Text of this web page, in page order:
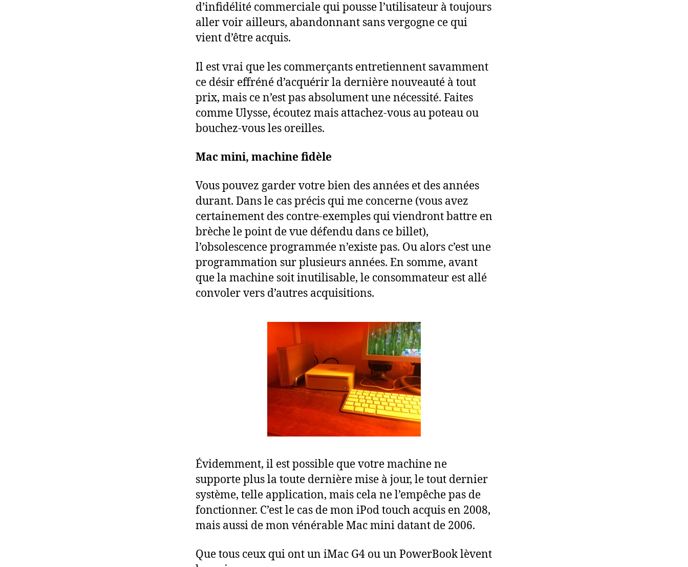
d’infidélité commerciale qui pousse l’utilisateur à toujours
aller voir ailleurs, abandonnant sans vergogne ce qui
vient d’être acquis.
Il est vrai que les commerçants entretiennent savamment
ce désir effréné d’acquérir la dernière nouveauté à tout
prix, mais ce n’est pas absolument une nécessité. Faites
comme Ulysse, écoutez mais attachez-vous au poteau ou
bouchez-vous les oreilles.
Mac mini, machine fidèle
Vous pouvez garder votre bien des années et des années
durant. Dans le cas précis qui me concerne (vous avez
certainement des contre-exemples qui viendront battre en
brèche le point de vue défendu dans ce billet),
l’obsolescence programmée n’existe pas. Ou alors c’est une
programmation sur plusieurs années. En somme, avant
que la machine soit inutilisable, le consommateur est allé
convoler vers d’autres acquisitions.
Évidemment, il est possible que votre machine ne
supporte plus la toute dernière mise à jour, le tout dernier
système, telle application, mais cela ne l’empêche pas de
fonctionner. C’est le cas de mon iPod touch acquis en 2008,
mais aussi de mon vénérable Mac mini datant de 2006.
Que tous ceux qui ont un iMac G4 ou un PowerBook lèvent